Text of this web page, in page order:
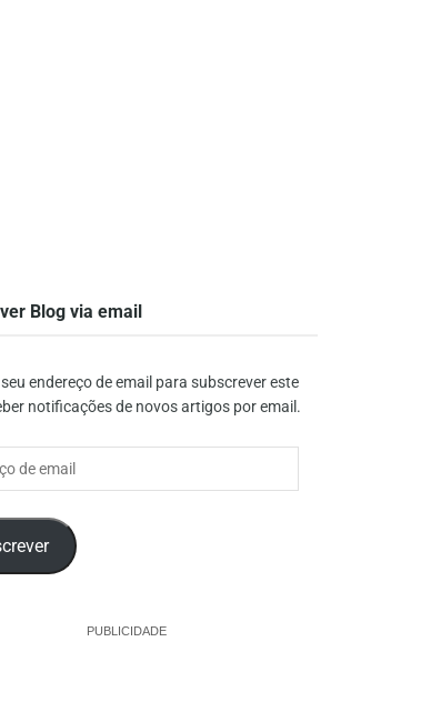
Blog via email
endereço de email para subscrever este
notificações de novos artigos por email.
PUBLICIDADE